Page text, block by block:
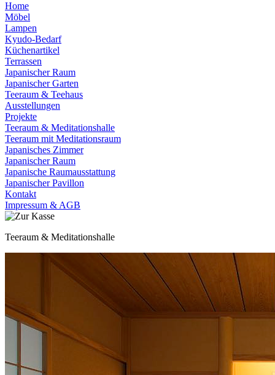
Home
Möbel
Lampen
Kyudo-Bedarf
Küchenartikel
Terrassen
Japanischer Raum
Japanischer Garten
Teeraum & Teehaus
Ausstellungen
Projekte
Teeraum & Meditationshalle
Teeraum mit Meditationsraum
Japanisches Zimmer
Japanischer Raum
Japanische Raumausstattung
Japanischer Pavillon
Kontakt
Impressum & AGB
Teeraum & Meditationshalle